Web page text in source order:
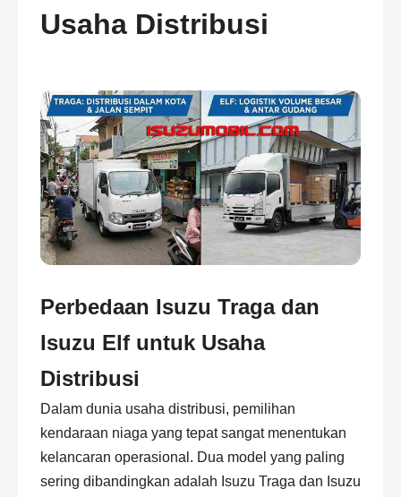
Usaha Distribusi
Perbedaan Isuzu Traga dan
Isuzu Elf untuk Usaha
Distribusi
Dalam dunia usaha distribusi, pemilihan
kendaraan niaga yang tepat sangat menentukan
kelancaran operasional. Dua model yang paling
sering dibandingkan adalah Isuzu Traga dan Isuzu